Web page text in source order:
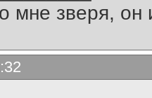
мне зверя, он